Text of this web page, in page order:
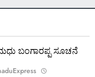
ಬಂಗಾರಪ್ಪ ಸೂಚನೆ